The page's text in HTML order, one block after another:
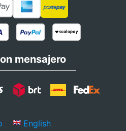
mensajero
English